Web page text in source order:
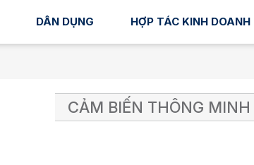
DÂN DỤNG HỢP TÁC KINH DOANH
CẢM BIẾN THÔNG MINH